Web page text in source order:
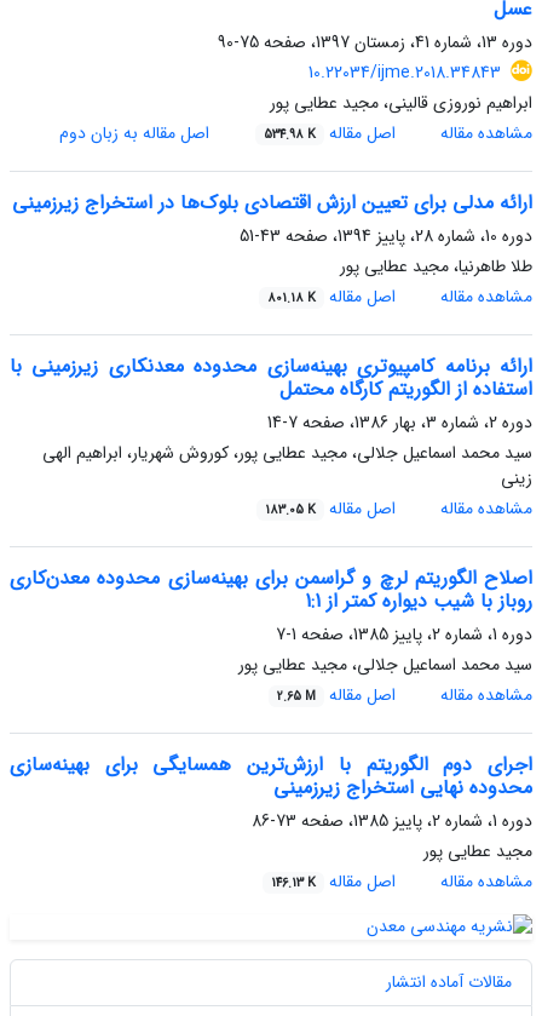
عسل
دوره 13، شماره 41، زمستان 1397، صفحه
75-90
10.22034/ijme.2018.34843
ابراهیم نوروزی قالینی، مجید عطایی پور
مشاهده مقاله
اصل مقاله 534.98 K اصل مقاله به زبان دوم
ارائه مدلی برای تعیین ارزش اقتصادی بلوک‌ها در استخراج زیرزمینی
دوره 10، شماره 28، پاییز 1394، صفحه
43-51
طلا طاهرنیا، مجید عطایی پور
مشاهده مقاله
اصل مقاله 801.18 K
ارائه برنامه کامپیوتری بهینه‌سازی محدوده معدنکاری زیرزمینی با
استفاده از الگوریتم کارگاه محتمل
دوره 2، شماره 3، بهار 1386، صفحه
7-14
سید محمد اسماعیل جلالی، مجید عطایی پور، کوروش شهریار، ابراهیم الهی
زینی
مشاهده مقاله
اصل مقاله 183.05 K
اصلاح الگوریتم لرچ و گراسمن برای بهینه‌سازی محدوده معدن‌کاری
روباز با شیب دیواره کمتر از 1:1
دوره 1، شماره 2، پاییز 1385، صفحه
1-7
سید محمد اسماعیل جلالی، مجید عطایی پور
مشاهده مقاله
اصل مقاله 2.65 M
اجرای دوم الگوریتم با ارزش‌ترین همسایگی برای بهینه‌سازی
محدوده نهایی استخراج زیرزمینی
دوره 1، شماره 2، پاییز 1385، صفحه
73-86
مجید عطایی پور
مشاهده مقاله
اصل مقاله 146.13 K
مقالات آماده انتشار